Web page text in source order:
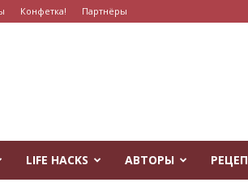
Конфетка! Партнёры
LIFE HACKS АВТОРЫ